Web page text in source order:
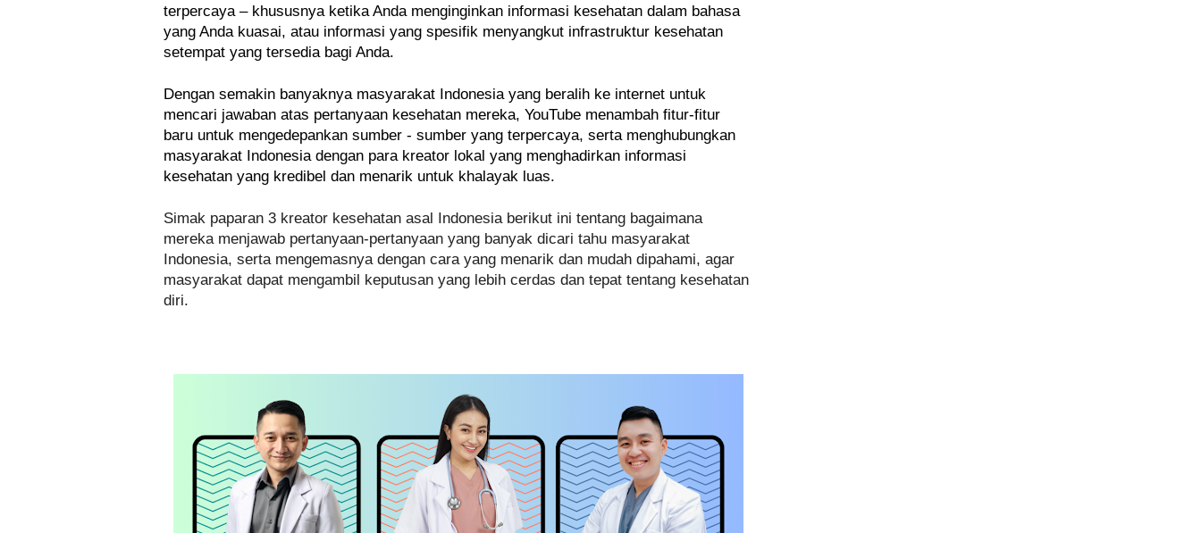
terpercaya – khususnya ketika Anda menginginkan informasi kesehatan dalam bahasa
yang Anda kuasai, atau informasi yang spesifik menyangkut infrastruktur kesehatan
setempat yang tersedia bagi Anda.
Dengan semakin banyaknya masyarakat Indonesia yang beralih ke internet untuk
mencari jawaban atas pertanyaan kesehatan mereka, YouTube menambah fitur-fitur
baru untuk mengedepankan sumber - sumber yang terpercaya, serta menghubungkan
masyarakat Indonesia dengan para kreator lokal yang menghadirkan informasi
kesehatan yang kredibel dan menarik untuk khalayak luas.
Simak paparan 3 kreator kesehatan asal Indonesia berikut ini tentang bagaimana
mereka menjawab pertanyaan-pertanyaan yang banyak dicari tahu masyarakat
Indonesia, serta mengemasnya dengan cara yang menarik dan mudah dipahami, agar
masyarakat dapat mengambil keputusan yang lebih cerdas dan tepat tentang kesehatan
diri.